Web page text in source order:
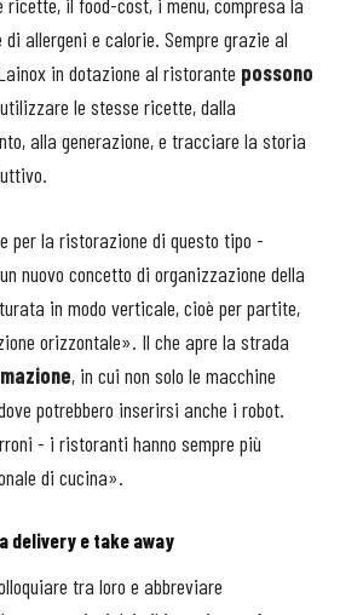
di allergeni e calorie. Sempre grazie al
in dotazione al ristorante possono
le stesse ricette, dalla
alla generazione, e tracciare la storia
per la ristorazione di questo tipo -
nuovo concetto di organizzazione della
in modo verticale, cioè per partite,
orizzontale». Il che apre la strada
, in cui non solo le macchine
potrebbero inserirsi anche i robot.
- i ristoranti hanno sempre più
di cucina».
delivery e take away
tra loro e abbreviare